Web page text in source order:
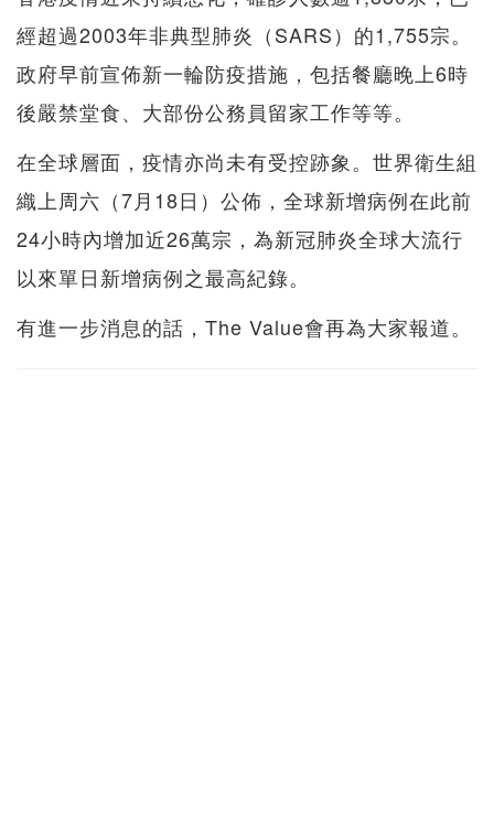
經超過2003年非典型肺炎（SARS）的1,755宗。
政府早前宣佈新一輪防疫措施，包括餐廳晚上6時
後嚴禁堂食、大部份公務員留家工作等等。
在全球層面，疫情亦尚未有受控跡象。世界衛生組
織上周六（7月18日）公佈，全球新增病例在此前
24小時內增加近26萬宗，為新冠肺炎全球大流行
以來單日新增病例之最高紀錄。
有進一步消息的話，The Value會再為大家報道。